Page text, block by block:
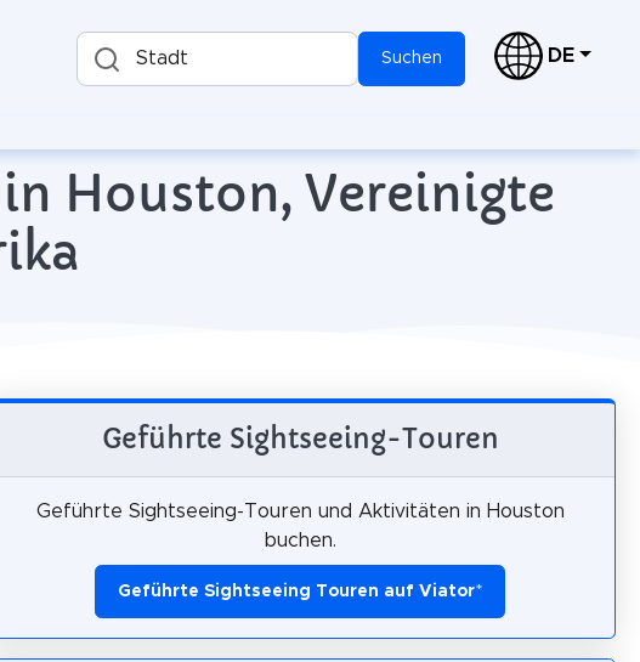
Stadt Suchen DE
Houston, Vereinigte
Geführte Sightseeing-Touren
Geführte Sightseeing-Touren und Aktivitäten in Houston
buchen.
Geführte Sightseeing Touren auf Viator*